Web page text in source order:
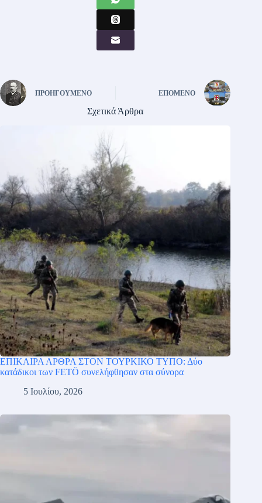
ΠΡΟΗΓΟΎΜΕΝΟ ΕΠΌΜΕΝΟ
Σχετικά Άρθρα
ΕΠΙΚΑΙΡΑ ΑΡΘΡΑ ΣΤΟΝ ΤΟΥΡΚΙΚΟ ΤΥΠΟ: Δύο
κατάδικοι των FETÖ συνελήφθησαν στα σύνορα
5 Ιουλίου, 2026